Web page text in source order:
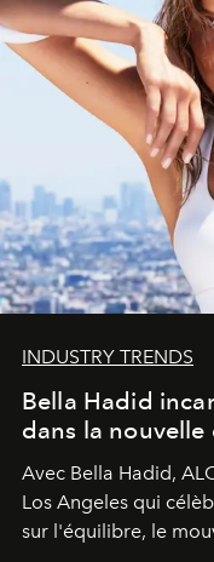
INDUSTRY TRENDS
Bella Hadid
dans la nouvelle
Avec Bella Hadid,
Los Angeles qui
sur l'équilibre, le